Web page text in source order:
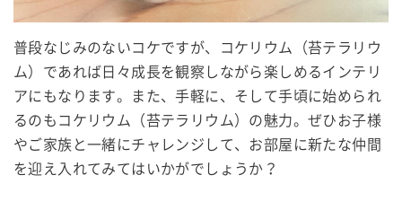
普段なじみのないコケですが、コケリウム（苔テラリウ
ム）であれば日々成長を観察しながら楽しめるインテリ
アにもなります。また、手軽に、そして手頃に始められ
るのもコケリウム（苔テラリウム）の魅力。ぜひお子様
やご家族と一緒にチャレンジして、お部屋に新たな仲間
を迎え入れてみてはいかがでしょうか？